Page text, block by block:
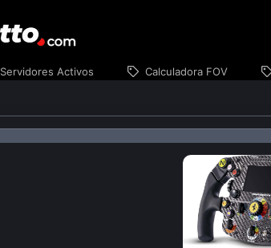
Servidores Activos Calculadora FOV